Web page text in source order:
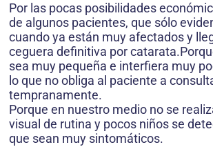
Por las pocas posibilidades
de algunos pacientes, que sólo
cuando ya están muy afectados y
ceguera definitiva por
sea muy pequeña e interfiera muy
lo que no obliga al paciente a
tempranamente.
Porque en nuestro medio no se
visual de rutina y pocos niños se
que sean muy sintomáticos.